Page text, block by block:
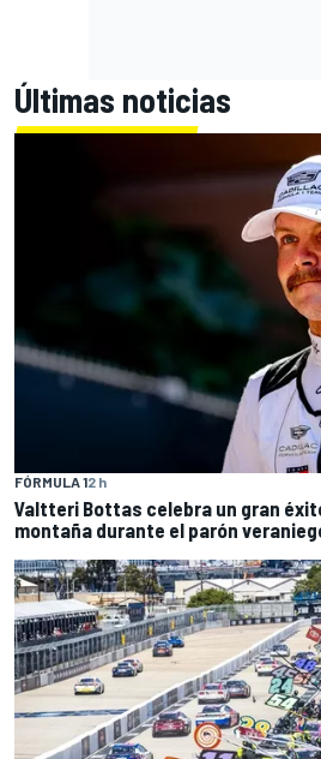
Últimas noticias
FÓRMULA 12 h
Valtteri Bottas celebra un gran
montaña durante el parón